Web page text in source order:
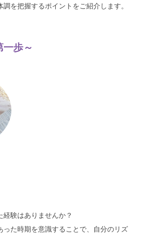
を把握するポイントをご紹介します。
歩～
験はありませんか？
った時期を意識することで、自分のリズ